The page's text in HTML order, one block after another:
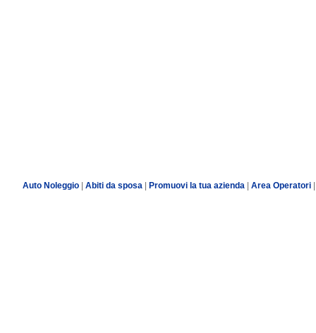
Auto Noleggio| Abiti da sposa| Promuovi la tua azienda Area Operatori